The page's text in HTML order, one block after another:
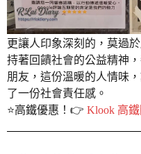
更讓人印象深刻的，莫過
持著回饋社會的公益精神
朋友，這份溫暖的人情味
了一份社會責任感。
⭐️高鐵優惠！👉 Klook 高